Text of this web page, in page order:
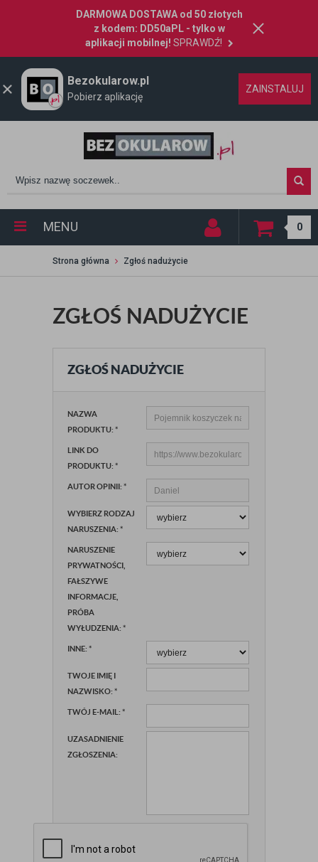
DARMOWA DOSTAWA od 50 złotych
z kodem: DD50aPL - tylko w
aplikacji mobilnej! SPRAWDŹ!
Bezokularow.pl
Pobierz aplikację
ZAINSTALUJ
MENU 0
Strona główna Zgłoś nadużycie
ZGŁOŚ NADUŻYCIE
ZGŁOŚ NADUŻYCIE
NAZWA
PRODUKTU: *
LINK DO
PRODUKTU: *
AUTOR OPINII: *
WYBIERZ RODZAJ
NARUSZENIA: *
NARUSZENIE
PRYWATNOŚCI,
FAŁSZYWE
INFORMACJE,
PRÓBA
WYŁUDZENIA: *
INNE: *
TWOJE IMIĘ I
NAZWISKO: *
TWÓJ E-MAIL: *
UZASADNIENIE
ZGŁOSZENIA: